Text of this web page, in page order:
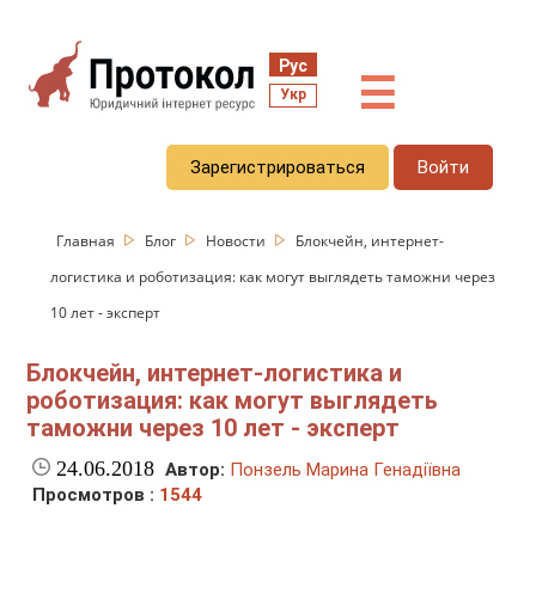
Рус
Укр ☰
Зарегистрироваться Войти
Главная Блог Новости
Блокчейн, интернет-
логистика и роботизация: как могут выглядеть таможни через
10 лет - эксперт
Блокчейн, интернет-логистика и
роботизация: как могут выглядеть
таможни через 10 лет - эксперт
24.06.2018 Автор: Понзель Марина Генадіївна
Просмотров : 1544